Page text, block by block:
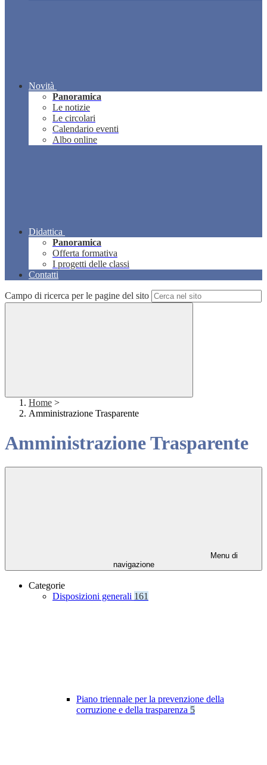
Novità
Panoramica
Le notizie
Le circolari
Calendario eventi
Albo online
Didattica
Panoramica
Offerta formativa
I progetti delle classi
Contatti
Campo di ricerca per le pagine del sito
Home >
Amministrazione Trasparente
Amministrazione Trasparente
Menu di
navigazione
Categorie
Disposizioni generali 161
Piano triennale per la prevenzione della
corruzione e della trasparenza 5